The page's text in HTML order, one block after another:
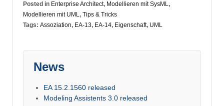
Posted in Enterprise Architect, Modellieren mit SysML,
Modellieren mit UML, Tips & Tricks
Tags: Assoziation, EA-13, EA-14, Eigenschaft, UML
News
EA 15.2.1560 released
Modeling Assistents 3.0 released